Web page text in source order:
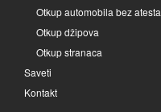
Otkup automobila bez atesta
Otkup džipova
Otkup stranaca
Saveti
Kontakt